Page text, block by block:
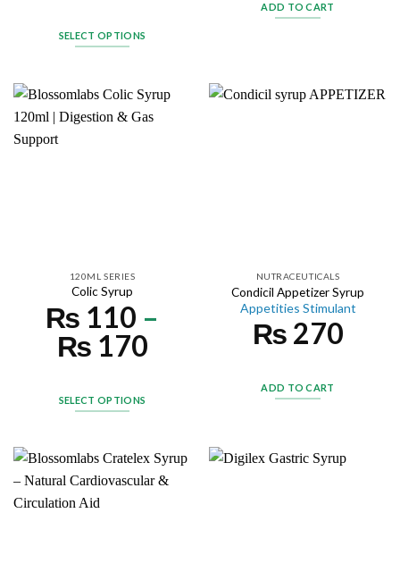
SELECT OPTIONS
ADD TO CART
120ML SERIES
Colic Syrup
₨ 110 –
₨ 170
SELECT OPTIONS
NUTRACEUTICALS
Condicil Appetizer Syrup
Appetities Stimulant
₨ 270
ADD TO CART